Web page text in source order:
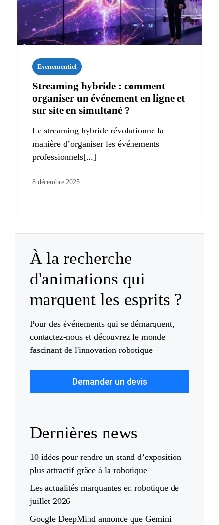
Evenementiel
Streaming hybride : comment
organiser un événement en ligne et
sur site en simultané ?
Le streaming hybride révolutionne la
manière d’organiser les événements
professionnels[...]
8 décembre 2025
À la recherche
d'animations qui
marquent les esprits ?
Pour des événements qui se démarquent,
contactez-nous et découvrez le monde
fascinant de l'innovation robotique
Demander un devis
Dernières news
10 idées pour rendre un stand d’exposition
plus attractif grâce à la robotique
Les actualités marquantes en robotique de
juillet 2026
Google DeepMind annonce que Gemini